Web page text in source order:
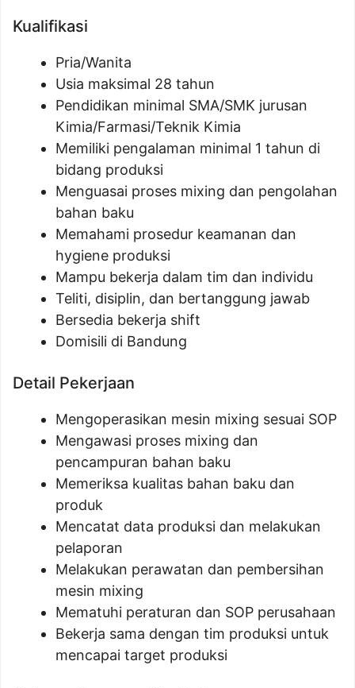
Kualifikasi
Pria/Wanita
Usia maksimal 28 tahun
Pendidikan minimal SMA/SMK jurusan
Kimia/Farmasi/Teknik Kimia
Memiliki pengalaman minimal 1 tahun di
bidang produksi
Menguasai proses mixing dan pengolahan
bahan baku
Memahami prosedur keamanan dan
hygiene produksi
Mampu bekerja dalam tim dan individu
Teliti, disiplin, dan bertanggung jawab
Bersedia bekerja shift
Domisili di Bandung
Detail Pekerjaan
Mengoperasikan mesin mixing sesuai SOP
Mengawasi proses mixing dan
pencampuran bahan baku
Memeriksa kualitas bahan baku dan
produk
Mencatat data produksi dan melakukan
pelaporan
Melakukan perawatan dan pembersihan
mesin mixing
Mematuhi peraturan dan SOP perusahaan
Bekerja sama dengan tim produksi untuk
mencapai target produksi